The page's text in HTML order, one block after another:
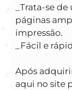
_Trata-se
páginas
impressão.
_Fácil e
Após
aqui no site